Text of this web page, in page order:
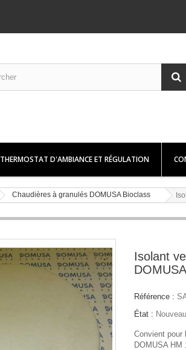
THERMOSTAT D'AMBIANCE ET RÉGULATION
Chaudières à granulés DOMUSA Bioclass
Isolant
DOMUSA
Référence :
État :
Convient pour
DOMUSA HM